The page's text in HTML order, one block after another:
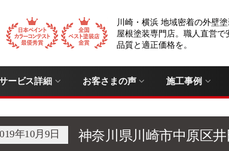
川崎・横浜 地域密着の外壁塗
屋根塗装専門店。職人直営で
品質と適正価格を。
ービス詳細 お客さまの声 施工事例
年10月9日 神奈川県川崎市中原区